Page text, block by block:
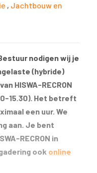
, Jachtbouw en
nodigen wij je
(hybride)
HISWA-RECRON
15.30). Het betreft
een uur. We
aan. Je bent
RECRON in
ook online